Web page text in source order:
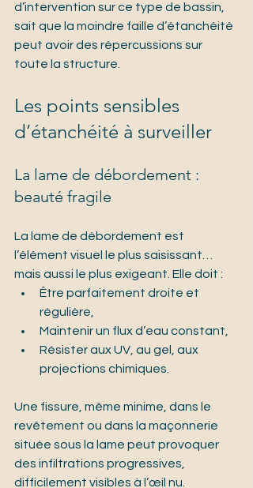
d’intervention sur ce type de bassin,
sait que la moindre faille d’étanchéité
peut avoir des répercussions sur
toute la structure.
Les points sensibles
d’étanchéité à surveiller
La lame de débordement :
beauté fragile
La lame de débordement est
l’élément visuel le plus saisissant…
mais aussi le plus exigeant. Elle doit :
Être parfaitement droite et
régulière,
Maintenir un flux d’eau constant,
Résister aux UV, au gel, aux
projections chimiques.
Une fissure, même minime, dans le
revêtement ou dans la maçonnerie
située sous la lame peut provoquer
des infiltrations progressives,
difficilement visibles à l’œil nu.